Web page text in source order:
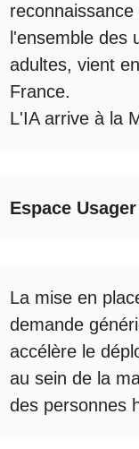
l'ensemble des
adultes, vient
France.
L'IA arrive à la
Espace
La mise en
demande
accélère le
au sein de la
des personnes